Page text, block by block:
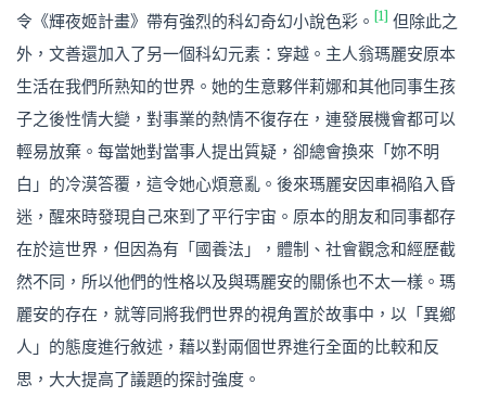
令《輝夜姬計畫》帶有強烈的科幻奇幻小說色彩。
[1] 但除此之
外，文善還加入了另一個科幻元素：穿越。主人翁瑪麗安原本
生活在我們所熟知的世界。她的生意夥伴莉娜和其他同事生孩
子之後性情大變，對事業的熱情不復存在，連發展機會都可以
輕易放棄。每當她對當事人提出質疑，卻總會換來「妳不明
白」的冷漠答覆，這令她心煩意亂。後來瑪麗安因車禍陷入昏
迷，醒來時發現自己來到了平行宇宙。原本的朋友和同事都存
在於這世界，但因為有「國養法」，體制、社會觀念和經歷截
然不同，所以他們的性格以及與瑪麗安的關係也不太一樣。瑪
麗安的存在，就等同將我們世界的視角置於故事中，以「異鄉
人」的態度進行敘述，藉以對兩個世界進行全面的比較和反
思，大大提高了議題的探討強度。